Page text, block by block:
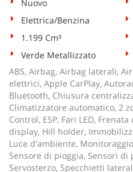
Nuovo
Elettrica/Benzina
1.199 Cm³
Verde Metallizzato
ABS, Airbag, Airbag laterali,
elettrici, Apple CarPlay,
Bluetooth, Chiusura
Climatizzatore automatico, 2
Control, ESP, Fari LED,
display, Hill holder,
Luce d'ambiente,
Sensore di pioggia, Sensori
Servosterzo, Specchietti